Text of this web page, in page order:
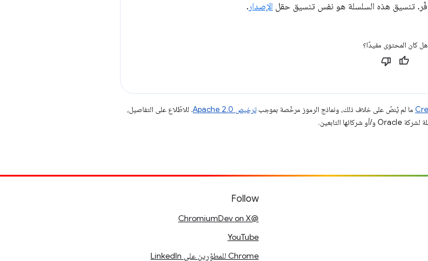
الإصدار .
هل كان المحتوى مفيدًا؟
ما لم يُنصّ على خلاف ذلك، ونماذج الرموز مرخّصة بموجبترخيص Apache 2.0‏
. للاطّلاع على التفاصيل،
Follow
@ChromiumDev on X
YouTube
Chrome للمطوّرين على LinkedIn